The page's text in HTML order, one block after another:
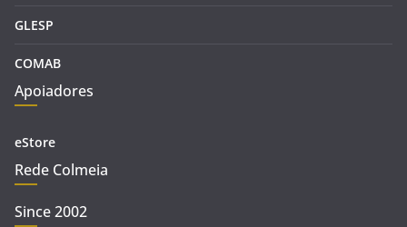
GLESP
COMAB
Apoiadores
eStore
Rede Colmeia
Since 2002